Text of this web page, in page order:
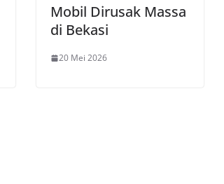
Mobil Dirusak Massa
di Bekasi
20 Mei 2026